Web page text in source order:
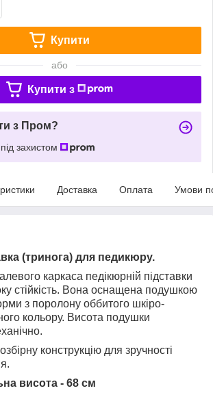
Купити
або
Купити з
з Пром?
захистом
Доставка Оплата Умови
(тринога) для педикюру.
каркаса педікюрній підставки
стійкість. Вона оснащена подушкою
з поролону оббитого шкіро-
кольору. Висота подушки
конструкцію для зручності
висота - 68 см